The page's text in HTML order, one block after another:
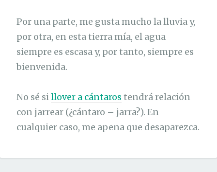
Por una parte, me gusta mucho la lluvia y,
por otra, en esta tierra mía, el agua
siempre es escasa y, por tanto, siempre es
bienvenida.
No sé sillover a cántaros tendrá relación
con jarrear (¿cántaro – jarra?). En
cualquier caso, me apena que desaparezca.